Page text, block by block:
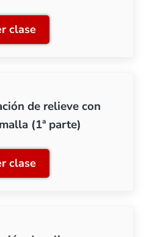
clase
Clase 4: Formación de
de relieve con
(1ª parte)
clase
Clase 5: Formación de